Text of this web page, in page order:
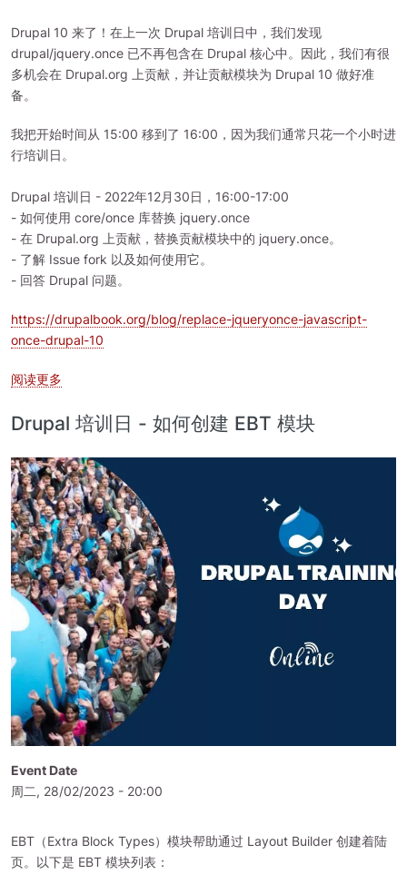
Drupal 10 来了！在上一次 Drupal 培训日中，我们发现
drupal/jquery.once 已不再包含在 Drupal 核心中。因此，我们有很
多机会在 Drupal.org 上贡献，并让贡献模块为 Drupal 10 做好准
备。
我把开始时间从 15:00 移到了 16:00，因为我们通常只花一个小时进
行培训日。
Drupal 培训日 - 2022年12月30日，16:00-17:00
- 如何使用 core/once 库替换 jquery.once
- 在 Drupal.org 上贡献，替换贡献模块中的 jquery.once。
- 了解 Issue fork 以及如何使用它。
- 回答 Drupal 问题。
https://drupalbook.org/blog/replace-jqueryonce-javascript-
once-drupal-10
阅读更多
Drupal 培训日 - 如何创建 EBT 模块
Event Date
周二, 28/02/2023 - 20:00
EBT（Extra Block Types）模块帮助通过 Layout Builder 创建着陆
页。以下是 EBT 模块列表：